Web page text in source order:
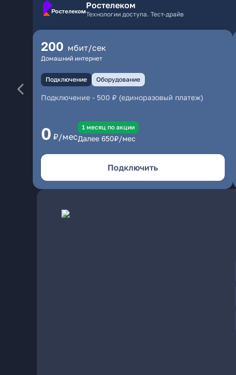
Ростелеком
Технологии доступа. Тест-драйв
200 мбит/сек
Домашний интернет
Подключение Оборудование
Подключение - 500 ₽ (единоразовый платеж)
0 ₽/мес
1 месяц по акции
Далее 650₽/мес
Подключить